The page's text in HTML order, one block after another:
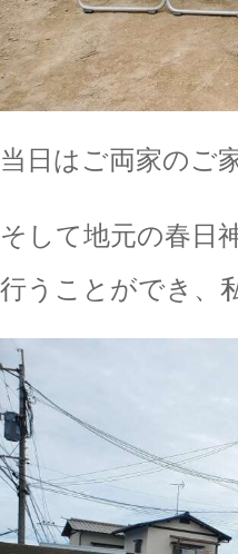
当日はご両家のご
そして地元の春日
行うことができ、